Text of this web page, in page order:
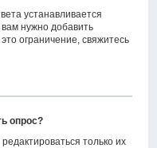
устанавливается
нужно добавить
ограничение, свяжитесь
опрос?
только их